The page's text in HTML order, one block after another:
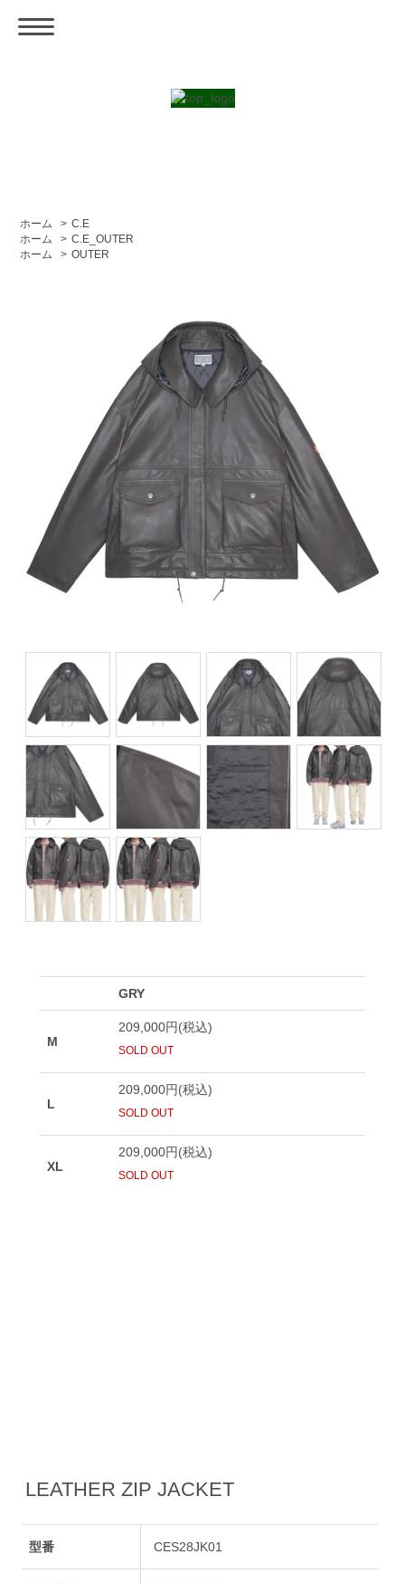
ホーム > C.E
ホーム
> C.E_OUTER
ホーム
> OUTER
LEATHER ZIP JACKET
型番 CES28JK01